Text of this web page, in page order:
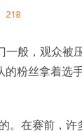
般，观众被
粉丝拿着选
。在赛前，